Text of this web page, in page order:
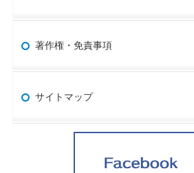
著作権・免責事項
サイトマップ